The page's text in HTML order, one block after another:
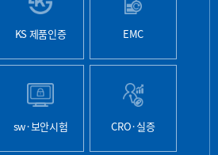
KS 제품인증 EMC
sw·보안시험 CRO·실증